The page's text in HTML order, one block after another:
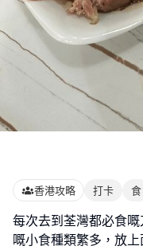
香港攻略 打卡 食
每次去到荃灣都必食
嘅小食種類繁多，放